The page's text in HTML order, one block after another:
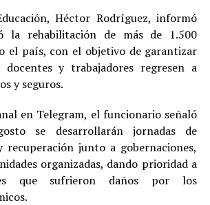
Héctor Rodríguez, informó
la rehabilitación de más de 1.500
el país, con el objetivo de garantizar
docentes y trabajadores regresen a
y seguros.
en Telegram, el funcionario señaló
se desarrollarán jornadas de
recuperación junto a gobernaciones,
organizadas, dando prioridad a
que sufrieron daños por los